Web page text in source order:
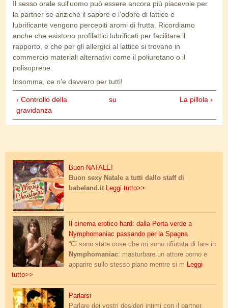
Il sesso orale sull'uomo può essere ancora più piacevole per
la partner se anziché il sapore e l'odore di lattice e
lubrificante vengono percepiti aromi di frutta. Ricordiamo
anche che esistono profilattici lubrificati per facilitare il
rapporto, e che per gli allergici al lattice si trovano in
commercio materiali alternativi come il poliuretano o il
polisoprene.
Insomma, ce n'e davvero per tutti!
‹ Controllo della
gravidanza
su La pillola ›
merry_xmas.pngBuon NATALE!
Buon sexy Natale a tutti dallo staff di
babeland.it Leggi tutto>>
nymphomaniac.jpgIl cinema erotico hard: dalla Porta verde a
Nymphomaniac passando per la Spagna
“Ci sono state cose che mi sono rifiutata di fare in
Nymphomaniac: masturbare un attore porno e
apparire sullo stesso piano mentre si m Leggi
tutto>>
uomo_donna_parlano.jpg
Parlarsi
Parlare dei vostri desideri intimi con il partner,